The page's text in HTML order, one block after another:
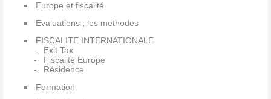
Europe et fiscalité
Evaluations ; les methodes
FISCALITE INTERNATIONALE
Exit Tax
Fiscalité Europe
Résidence
Formation